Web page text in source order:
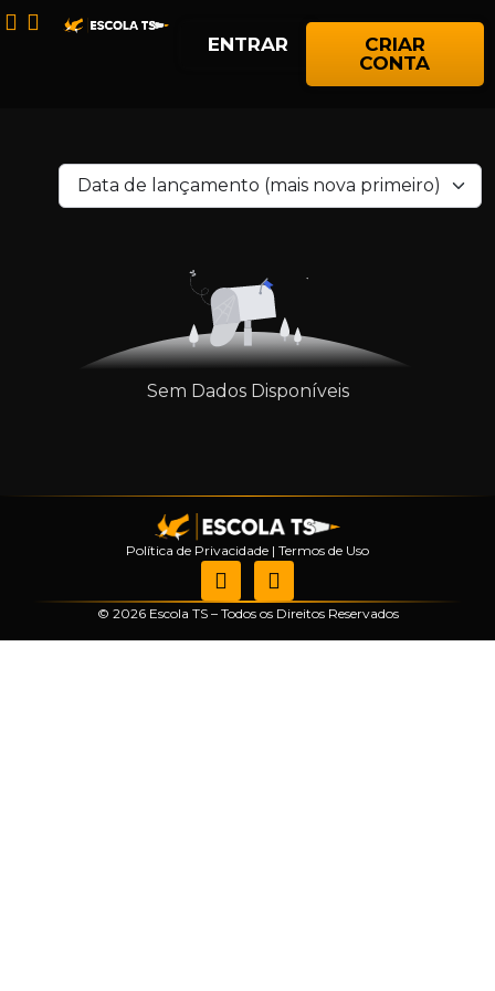
ENTRAR
CRIAR
CONTA
Data de lançamento (mais nova primeiro)
Sem Dados Disponíveis
Política de Privacidade | Termos de Uso
© 2026 Escola TS – Todos os Direitos Reservados